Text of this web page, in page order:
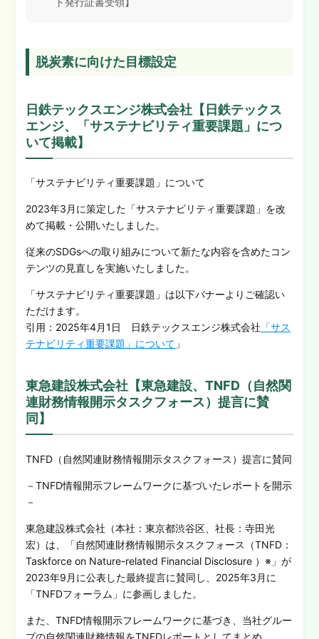
脱炭素に向けた目標設定
日鉄テックスエンジ株式会社【日鉄テックス
エンジ、「サステナビリティ重要課題」につ
いて掲載】
「サステナビリティ重要課題」について
2023年3月に策定した「サステナビリティ重要課題」を改
めて掲載・公開いたしました。
従来のSDGsへの取り組みについて新たな内容を含めたコン
テンツの見直しを実施いたしました。
「サステナビリティ重要課題」は以下バナーよりご確認い
ただけます。
引用：2025年4月1日 日鉄テックスエンジ株式会社 「サス
テナビリティ重要課題」について 」
東急建設株式会社【東急建設、TNFD（自然関
連財務情報開示タスクフォース）提言に賛
同】
TNFD（自然関連財務情報開示タスクフォース）提言に賛同
－TNFD情報開示フレームワークに基づいたレポートを開示
－
東急建設株式会社（本社：東京都渋谷区、社長：寺田光
宏）は、「自然関連財務情報開示タスクフォース（TNFD：
Taskforce on Nature-related Financial Disclosure ）※」が
2023年9月に公表した最終提言に賛同し、2025年3月に
「TNFDフォーラム」に参画しました。
また、TNFD情報開示フレームワークに基づき、当社グルー
プの自然関連財務情報をTNFDレポートとしてまとめ、